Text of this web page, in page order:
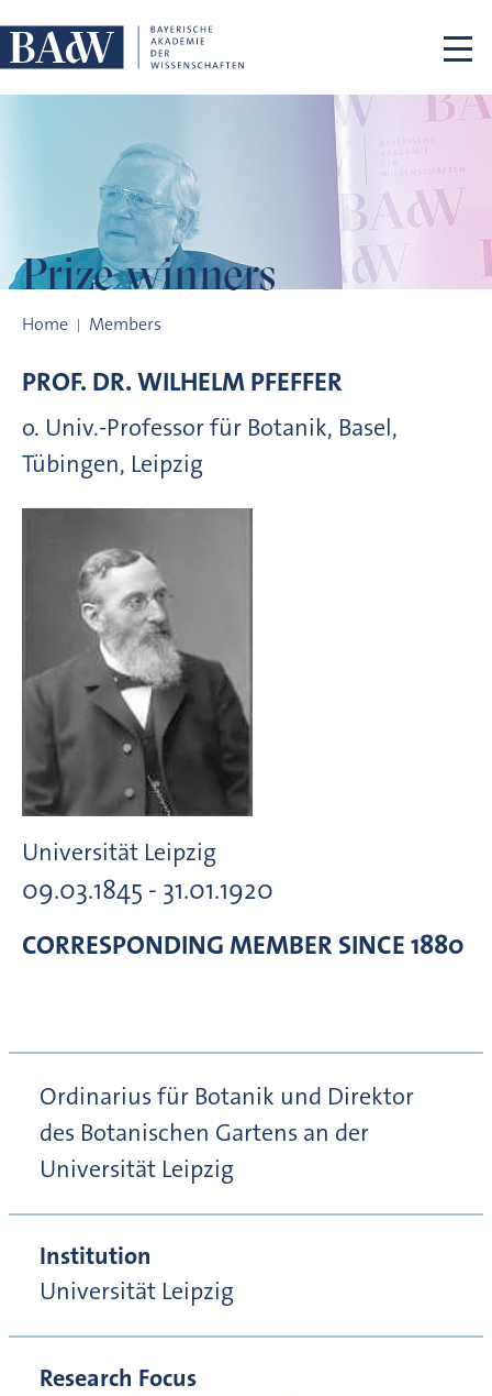
Prize winners
Home Members
PROF. DR.WILHELMPFEFFER
o. Univ.-Professor für Botanik, Basel,
Tübingen, Leipzig
Universität Leipzig
09.03.1845 - 31.01.1920
CORRESPONDING MEMBER SINCE 1880
Ordinarius für Botanik und Direktor
des Botanischen Gartens an der
Universität Leipzig
Institution
Universität Leipzig
Research Focus